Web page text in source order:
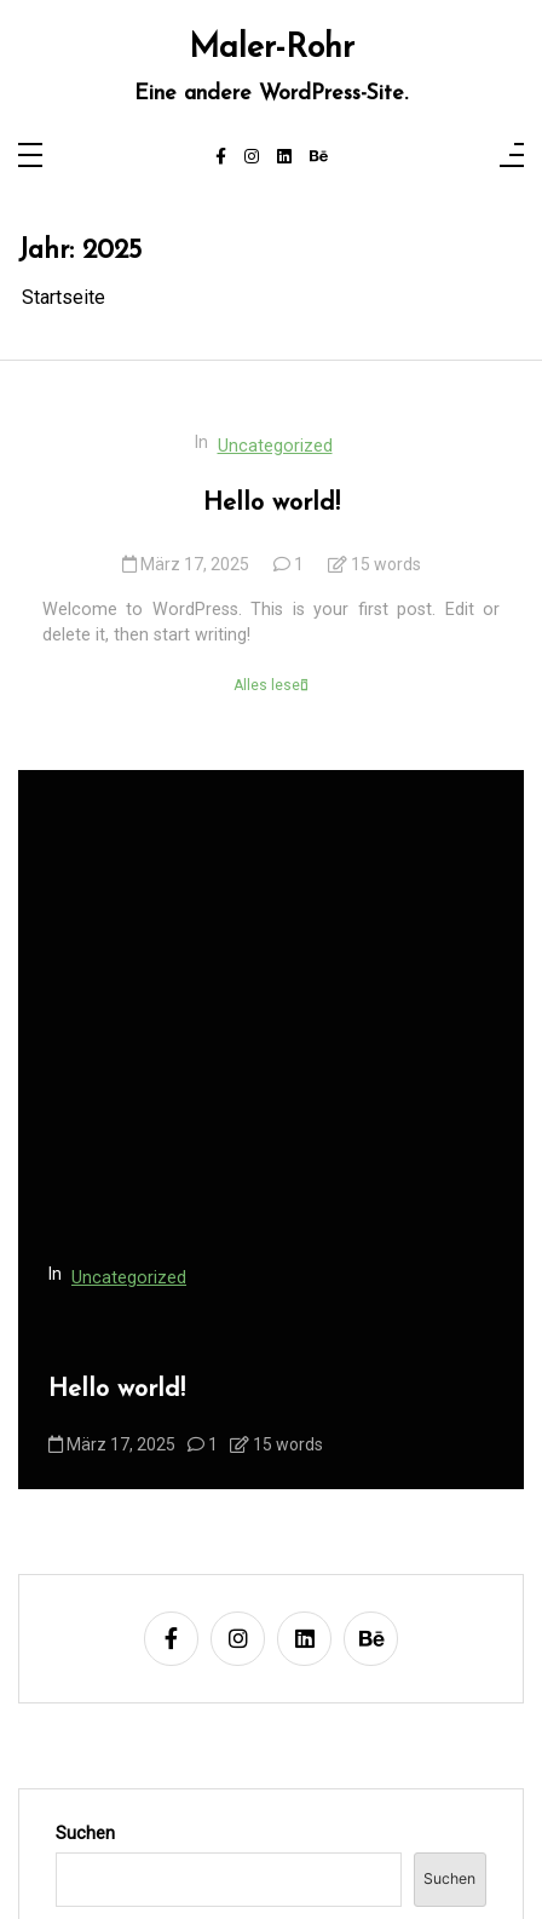
Maler-Rohr
Eine andere WordPress-Site.
Jahr: 2025
Startseite
In Uncategorized
Hello world!
März 17, 2025 1 15 words
Welcome to WordPress. This is your first post. Edit or
delete it, then start writing!
Alles lesen
In Uncategorized
Hello world!
März 17, 2025 1 15 words
Suchen
Suchen